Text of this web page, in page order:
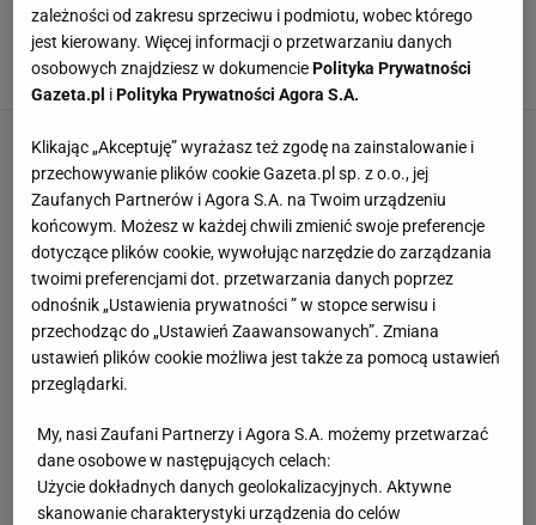
Jak sadzić rzeżuchę na wacie? Ten prosty
sposób sprawi, że urośnie w kilka dni
1 KWIETNIA 2026, 17:12
zależności od zakresu sprzeciwu i podmiotu, wobec którego
jest kierowany. Więcej informacji o przetwarzaniu danych
osobowych znajdziesz w dokumenciePolityka Prywatności
Gazeta.pl iPolityka Prywatności Agora S.A.
Klikając „Akceptuję” wyrażasz też zgodę na zainstalowanie i
przechowywanie plików cookie Gazeta.pl sp. z o.o., jej
Zaufanych Partnerów i Agora S.A. na Twoim urządzeniu
końcowym. Możesz w każdej chwili zmienić swoje preferencje
dotyczące plików cookie, wywołując narzędzie do zarządzania
twoimi preferencjami dot. przetwarzania danych poprzez
odnośnik „Ustawienia prywatności ” w stopce serwisu i
przechodząc do „Ustawień Zaawansowanych”. Zmiana
ustawień plików cookie możliwa jest także za pomocą ustawień
przeglądarki.
My, nasi Zaufani Partnerzy i Agora S.A. możemy przetwarzać
dane osobowe w następujących celach:
Użycie dokładnych danych geolokalizacyjnych. Aktywne
skanowanie charakterystyki urządzenia do celów